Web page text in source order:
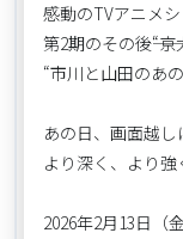
感動のTVアニメ
第2期のその後――“
“市川と山田のあ
あの日、画面越し
より深く、より強
2026年2月13日（金